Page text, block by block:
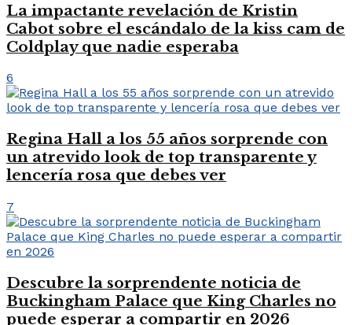
La impactante revelación de Kristin
Cabot sobre el escándalo de la kiss cam de
Coldplay que nadie esperaba
6
Regina Hall a los 55 años sorprende con
un atrevido look de top transparente y
lencería rosa que debes ver
7
Descubre la sorprendente noticia de
Buckingham Palace que King Charles no
puede esperar a compartir en 2026